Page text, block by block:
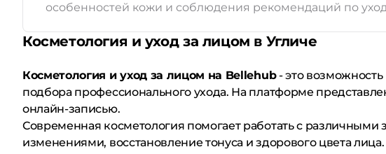
особенностей кожи и соблюдения рекомендаций по
Косметология и уход за лицом в Угличе
Косметология и уход за лицом на Bellehub- это возможность
подбора профессионального ухода. На платформе
онлайн-записью.
Современная косметология помогает работать с
изменениями, восстановление тонуса и здорового цвета